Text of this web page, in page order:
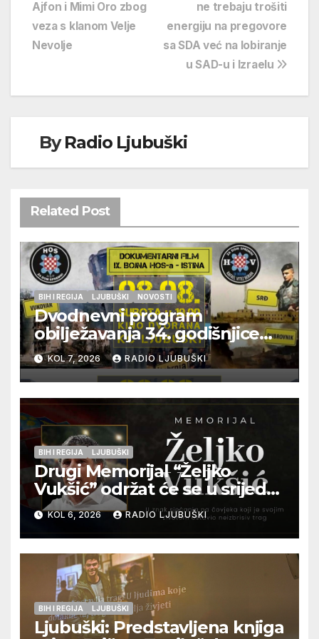
objava
ne trebaju trošiti
energiju na pregovore
sa SDA već na lobiranje
u SAD-u i Izraelu
Ajfon i Mimi Oro zbog
veza s klanom Velje
Nevolje
ByRadio Ljubuški
Related Post
BIH I REGIJA LJUBUŠKI NOVOSTI
Dvodnevni program
obilježavanja 34. godišnjice
pogibije generala Blaža
Kraljevića i osmorice
pripadnika HOS-a
KOL 7, 2026 RADIO LJUBUŠKI
BIH I REGIJA LJUBUŠKI
Drugi Memorijal “Željko
Vukšić” održat će se u srijedu
12. kolovoza u Otoku
KOL 6, 2026 RADIO LJUBUŠKI
BIH I REGIJA LJUBUŠKI
Ljubuški: Predstavljena knjiga